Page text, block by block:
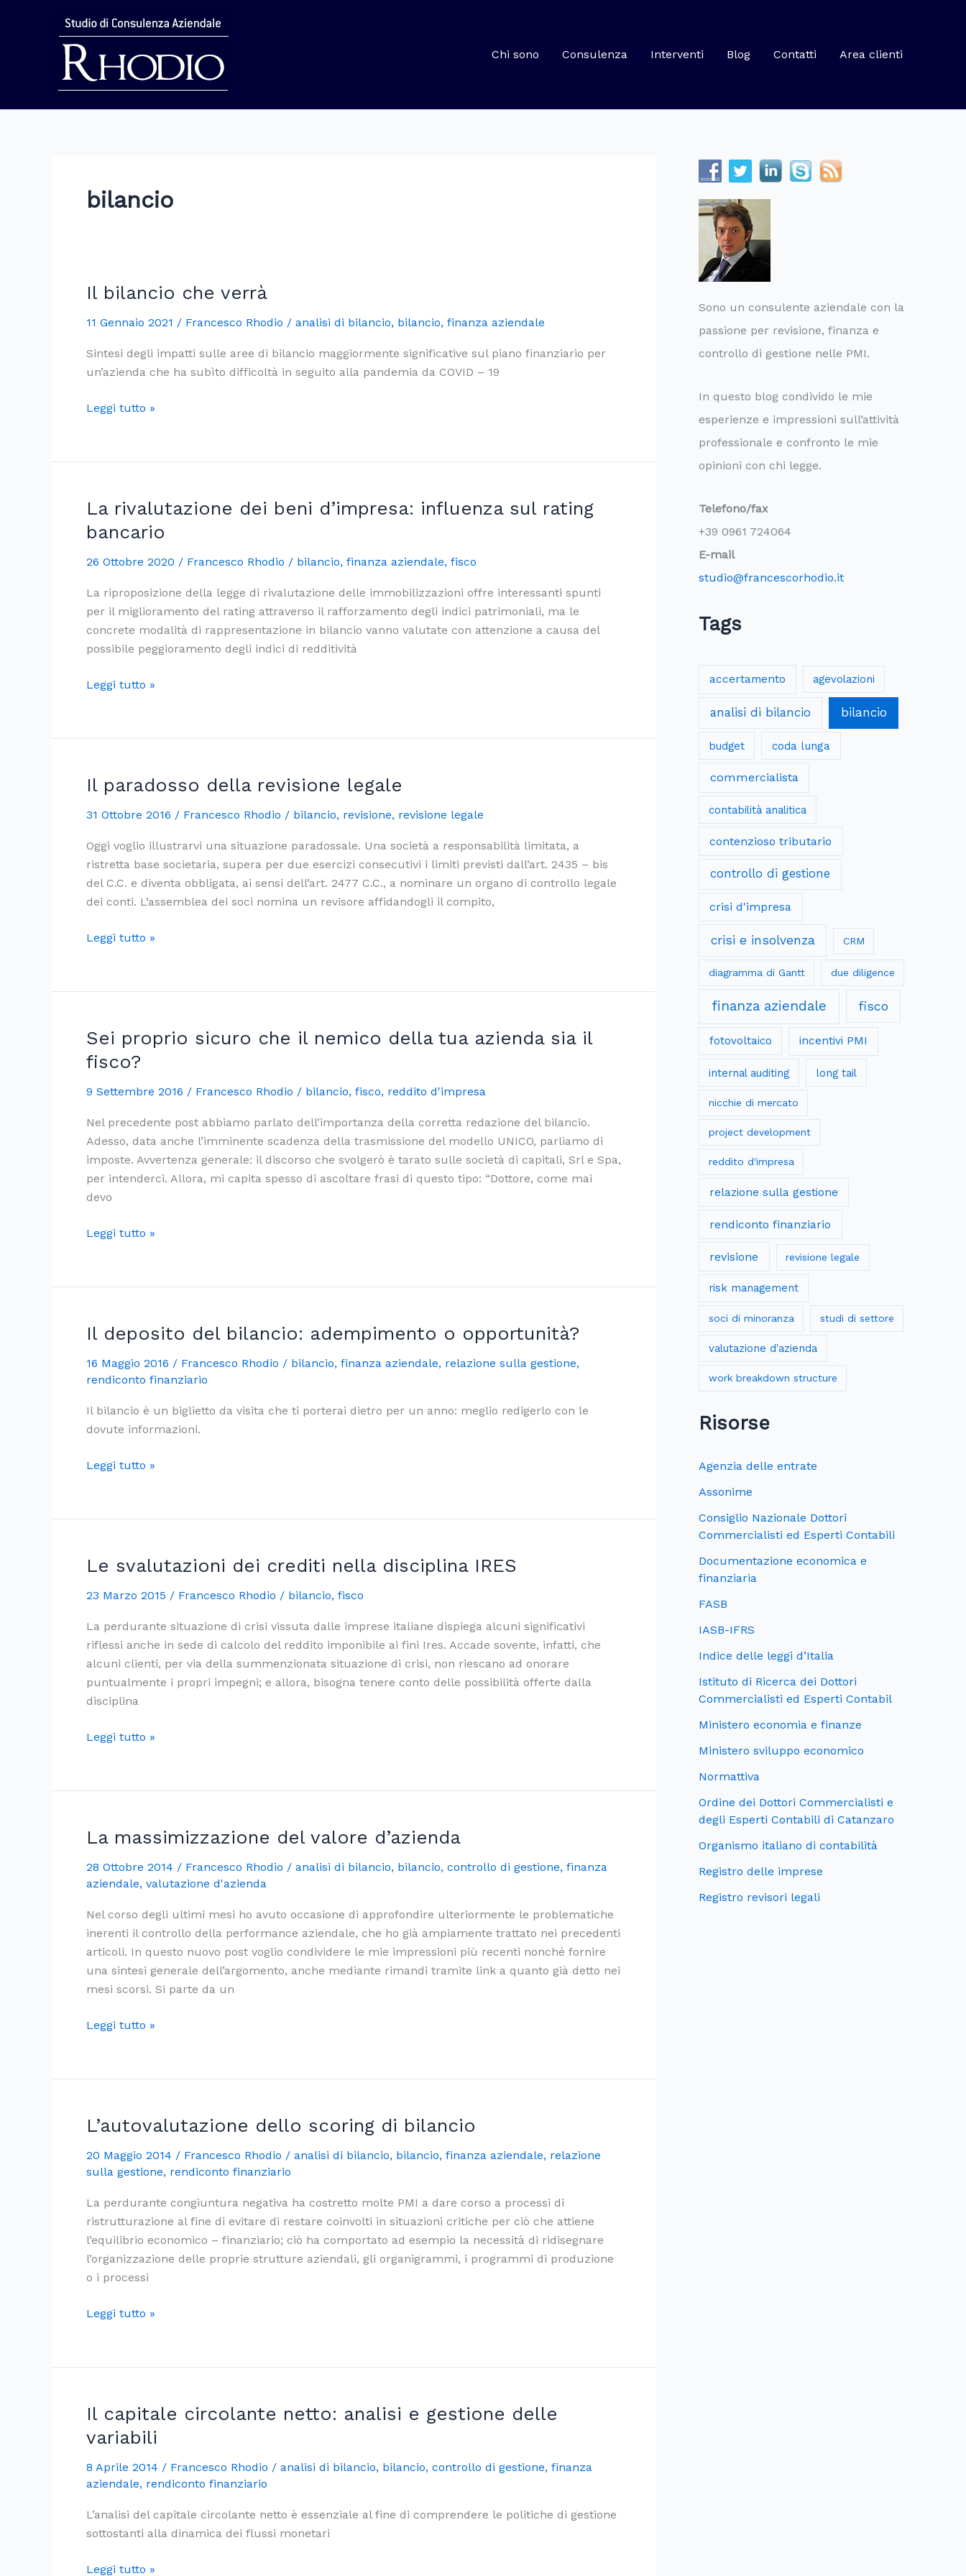
Chi sono Consulenza Interventi Blog Contatti Area clienti
bilancio
Il bilancio che verrà
11 Gennaio 2021 / Francesco Rhodio / analisi di bilancio, bilancio, finanza aziendale
Sintesi degli impatti sulle aree di bilancio maggiormente significative sul piano finanziario per
un’azienda che ha subìto difficoltà in seguito alla pandemia da COVID – 19
Il
verrà
Leggi tutto »
La rivalutazione dei beni d’impresa: influenza sul rating
bancario
26 Ottobre 2020 / Francesco Rhodio / bilancio, finanza aziendale, fisco
La riproposizione della legge di rivalutazione delle immobilizzazioni offre interessanti spunti
per il miglioramento del rating attraverso il rafforzamento degli indici patrimoniali, ma le
concrete modalità di rappresentazione in bilancio vanno valutate con attenzione a causa del
possibile peggioramento degli indici di redditività
La
beni
influenza
rating
Leggi tutto »
Il paradosso della revisione legale
31 Ottobre 2016 / Francesco Rhodio / bilancio, revisione, revisione legale
Oggi voglio illustrarvi una situazione paradossale. Una società a responsabilità limitata, a
ristretta base societaria, supera per due esercizi consecutivi i limiti previsti dall’art. 2435 – bis
del C.C. e diventa obbligata, ai sensi dell’art. 2477 C.C., a nominare un organo di controllo legale
dei conti. L’assemblea dei soci nomina un revisore affidandogli il compito,
Il
revisione
Leggi tutto »
Sei proprio sicuro che il nemico della tua azienda sia il
fisco?
9 Settembre 2016 / Francesco Rhodio / bilancio, fisco, reddito d'impresa
Nel precedente post abbiamo parlato dell’importanza della corretta redazione del bilancio.
Adesso, data anche l’imminente scadenza della trasmissione del modello UNICO, parliamo di
imposte. Avvertenza generale: il discorso che svolgerò è tarato sulle società di capitali, Srl e Spa,
per intenderci. Allora, mi capita spesso di ascoltare frasi di questo tipo: “Dottore, come mai
devo
Sei
che
nemico
della
tua
azienda
il
fisco?
Leggi tutto »
Il deposito del bilancio: adempimento o opportunità?
16 Maggio 2016 / Francesco Rhodio / bilancio, finanza aziendale, relazione sulla gestione,
rendiconto finanziario
Il bilancio è un biglietto da visita che ti porterai dietro per un anno: meglio redigerlo con le
dovute informazioni.
Il
bilancio:
o
opportunità?
Leggi tutto »
Le svalutazioni dei crediti nella disciplina IRES
23 Marzo 2015 / Francesco Rhodio / bilancio, fisco
La perdurante situazione di crisi vissuta dalle imprese italiane dispiega alcuni significativi
riflessi anche in sede di calcolo del reddito imponibile ai fini Ires. Accade sovente, infatti, che
alcuni clienti, per via della summenzionata situazione di crisi, non riescano ad onorare
puntualmente i propri impegni; e allora, bisogna tenere conto delle possibilità offerte dalla
disciplina
Le
crediti
disciplina
IRES
Leggi tutto »
La massimizzazione del valore d’azienda
28 Ottobre 2014 / Francesco Rhodio / analisi di bilancio, bilancio, controllo di gestione, finanza
aziendale, valutazione d'azienda
Nel corso degli ultimi mesi ho avuto occasione di approfondire ulteriormente le problematiche
inerenti il controllo della performance aziendale, che ho già ampiamente trattato nei precedenti
articoli. In questo nuovo post voglio condividere le mie impressioni più recenti nonché fornire
una sintesi generale dell’argomento, anche mediante rimandi tramite link a quanto già detto nei
mesi scorsi. Si parte da un
La
valore
Leggi tutto »
L’autovalutazione dello scoring di bilancio
20 Maggio 2014 / Francesco Rhodio / analisi di bilancio, bilancio, finanza aziendale, relazione
sulla gestione, rendiconto finanziario
La perdurante congiuntura negativa ha costretto molte PMI a dare corso a processi di
ristrutturazione al fine di evitare di restare coinvolti in situazioni critiche per ciò che attiene
l’equilibrio economico – finanziario; ciò ha comportato ad esempio la necessità di ridisegnare
l’organizzazione delle proprie strutture aziendali, gli organigrammi, i programmi di produzione
o i processi
L’autovalutazione
di
Leggi tutto »
Il capitale circolante netto: analisi e gestione delle
variabili
8 Aprile 2014 / Francesco Rhodio / analisi di bilancio, bilancio, controllo di gestione, finanza
aziendale, rendiconto finanziario
L’analisi del capitale circolante netto è essenziale al fine di comprendere le politiche di gestione
sottostanti alla dinamica dei flussi monetari
Il
Leggi tutto »
Sono un consulente aziendale con la
passione per revisione, finanza e
controllo di gestione nelle PMI.
In questo blog condivido le mie
esperienze e impressioni sull’attività
professionale e confronto le mie
opinioni con chi legge.
Telefono/fax
+39 0961 724064
E-mail
studio@francescorhodio.it
Tags
accertamento agevolazioni
analisi di bilancio bilancio
budget coda lunga
commercialista
contabilità analitica
contenzioso tributario
controllo di gestione
crisi d'impresa
crisi e insolvenza CRM
diagramma di Gantt due diligence
finanza aziendale fisco
fotovoltaico incentivi PMI
internal auditing long tail
nicchie di mercato
project development
reddito d'impresa
relazione sulla gestione
rendiconto finanziario
revisione revisione legale
risk management
soci di minoranza studi di settore
valutazione d'azienda
work breakdown structure
Risorse
Agenzia delle entrate
Assonime
Consiglio Nazionale Dottori
Commercialisti ed Esperti Contabili
Documentazione economica e
finanziaria
FASB
IASB-IFRS
Indice delle leggi d’Italia
Istituto di Ricerca dei Dottori
Commercialisti ed Esperti Contabil
Ministero economia e finanze
Ministero sviluppo economico
Normattiva
Ordine dei Dottori Commercialisti e
degli Esperti Contabili di Catanzaro
Organismo italiano di contabilità
Registro delle imprese
Registro revisori legali